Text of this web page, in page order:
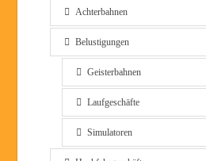
Achterbahnen
Belustigungen
Geisterbahnen
Laufgeschäfte
Simulatoren